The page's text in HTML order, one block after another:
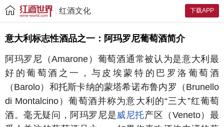
下载APP
红酒文化
意大利标志性酒品之一：阿玛罗尼葡萄酒简介
阿玛罗尼（Amarone）葡萄酒通常被认为是意大利最
好的葡萄酒之一，与皮埃蒙特的巴罗洛葡萄酒
（Barolo）和托斯卡纳的蒙塔希诺布鲁内罗（Brunello
di Montalcino）葡萄酒并称为意大利的“三大”红葡萄
酒。毫无疑问，阿玛罗尼是威尼托产区（Veneto）最